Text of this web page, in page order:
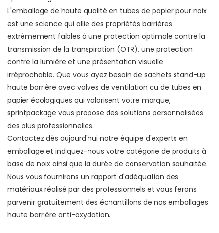
L'emballage de haute qualité en tubes de papier pour noix
est une science qui allie des propriétés barrières
extrêmement faibles à une protection optimale contre la
transmission de la transpiration (OTR), une protection
contre la lumière et une présentation visuelle
irréprochable. Que vous ayez besoin de sachets stand-up
haute barrière avec valves de ventilation ou de tubes en
papier écologiques qui valorisent votre marque,
sprintpackage vous propose des solutions personnalisées
des plus professionnelles.
Contactez dès aujourd'hui notre équipe d'experts en
emballage et indiquez-nous votre catégorie de produits à
base de noix ainsi que la durée de conservation souhaitée.
Nous vous fournirons un rapport d'adéquation des
matériaux réalisé par des professionnels et vous ferons
parvenir gratuitement des échantillons de nos emballages
haute barrière anti-oxydation.